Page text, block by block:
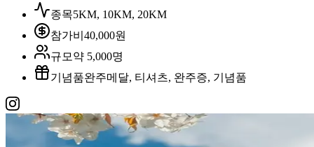
종목5KM, 10KM, 20KM
참가비 40,000원
규모 약 5,000명
기념품완주메달, 티셔츠, 완주증, 기념품